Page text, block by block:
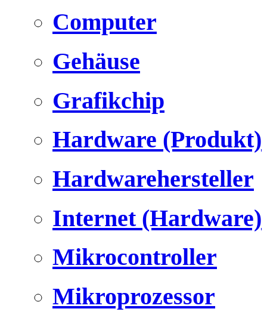
Computer
Gehäuse
Grafikchip
Hardware (Produkt)
Hardwarehersteller
Internet (Hardware)
Mikrocontroller
Mikroprozessor